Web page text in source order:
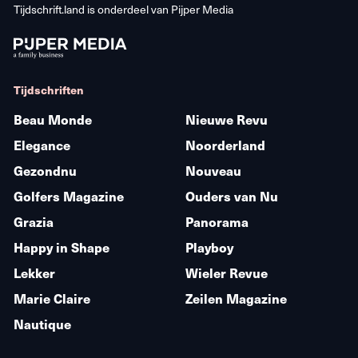
Tijdschrift.land is onderdeel van Pijper Media
Tijdschriften
Beau Monde
Elegance
Gezondnu
Golfers Magazine
Grazia
Happy in Shape
Lekker
Marie Claire
Nautique
Nieuwe Revu
Noorderland
Nouveau
Ouders van Nu
Panorama
Playboy
Wieler Revue
Zeilen Magazine